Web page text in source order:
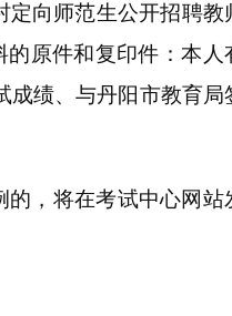
定向师范生公开招聘教
的原件和复印件：本人
成绩、与丹阳市教育局
的，将在考试中心网站